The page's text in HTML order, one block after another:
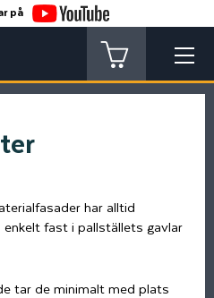
på
har alltid
fast i pallställets gavlar
tar de minimalt med plats